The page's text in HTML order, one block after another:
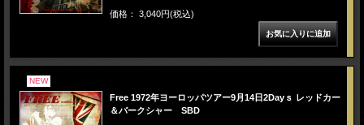
価格： 3,040円(税込)
NEW
Free 1972年ヨーロッパツアー9月14日2Dayｓ レッドカー
＆バークシャー SBD